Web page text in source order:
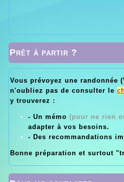
Prêt à partir ?
Vous prévoyez une randonnée
n'oubliez pas de consulter le
y trouverez :
- Un mémo (pour ne rien
adapter à vos besoins.
- Des recommandations
Bonne préparation et surtout